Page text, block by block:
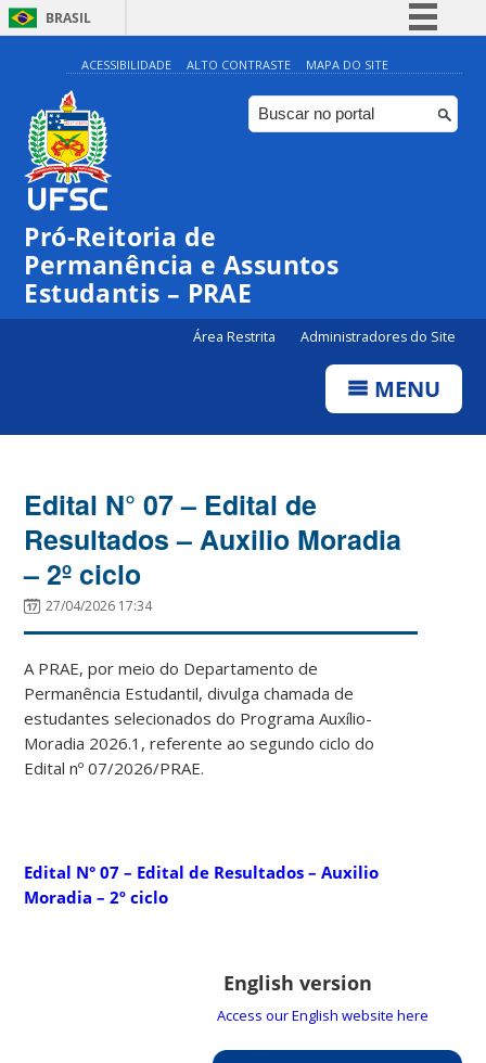
BRASIL
Simplifique!
Comunica BR
Participe
ACESSIBILIDADE ALTO CONTRASTE MAPA DO SITE
Pró-Reitoria de
Permanência e Assuntos
Estudantis – PRAE
Área Restrita Administradores do Site
MENU
Edital N° 07 – Edital de
Resultados – Auxilio Moradia
– 2º ciclo
27/04/2026 17:34
A PRAE, por meio do Departamento de
Permanência Estudantil, divulga chamada de
estudantes selecionados do Programa Auxílio-
Moradia 2026.1, referente ao segundo ciclo do
Edital nº 07/2026/PRAE.
Edital N° 07 – Edital de Resultados – Auxilio
Moradia – 2º ciclo
English version
Access our English website here